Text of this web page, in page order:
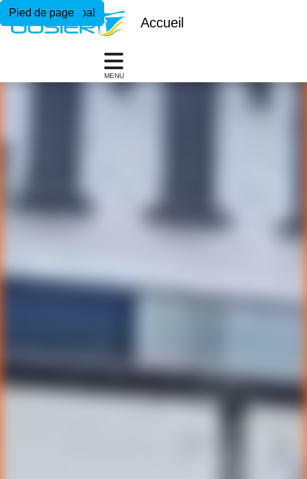
Menu principal
Contenu principal
Pied de page
Accueil
MENU